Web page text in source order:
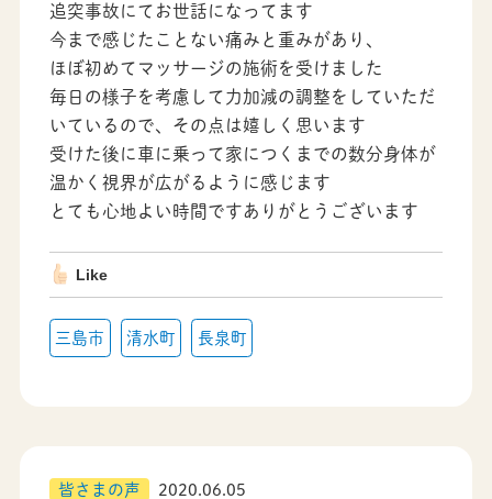
追突事故にてお世話になってます
今まで感じたことない痛みと重みがあり、
ほぼ初めてマッサージの施術を受けました
毎日の様子を考慮して力加減の調整をしていただ
いているので、その点は嬉しく思います
受けた後に車に乗って家につくまでの数分身体が
温かく視界が広がるように感じます
とても心地よい時間ですありがとうございます
Like
三島市 清水町 長泉町
皆さまの声 2020.06.05